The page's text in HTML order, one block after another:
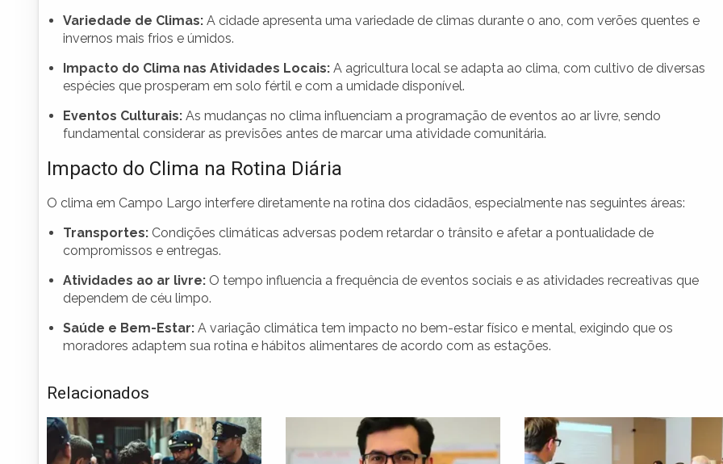
Variedade de Climas: A cidade apresenta uma variedade de climas durante o ano, com verões quentes e
invernos mais frios e úmidos.
Impacto do Clima nas Atividades Locais: A agricultura local se adapta ao clima, com cultivo de diversas
espécies que prosperam em solo fértil e com a umidade disponível.
Eventos Culturais: As mudanças no clima influenciam a programação de eventos ao ar livre, sendo
fundamental considerar as previsões antes de marcar uma atividade comunitária.
Impacto do Clima na Rotina Diária
O clima em Campo Largo interfere diretamente na rotina dos cidadãos, especialmente nas seguintes áreas:
Transportes: Condições climáticas adversas podem retardar o trânsito e afetar a pontualidade de
compromissos e entregas.
Atividades ao ar livre: O tempo influencia a frequência de eventos sociais e as atividades recreativas que
dependem de céu limpo.
Saúde e Bem-Estar: A variação climática tem impacto no bem-estar físico e mental, exigindo que os
moradores adaptem sua rotina e hábitos alimentares de acordo com as estações.
Relacionados